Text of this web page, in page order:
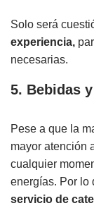
Solo será
experiencia,
necesarias.
5. Bebidas
Pese a que la
mayor atención
cualquier
energías. Por lo
servicio de